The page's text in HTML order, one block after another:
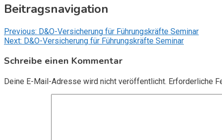
Beitragsnavigation
Previous: D&O-Versicherung für Führungskräfte Seminar
Next: D&O-Versicherung für Führungskräfte Seminar
Schreibe einen Kommentar
Deine E-Mail-Adresse wird nicht veröffentlicht. Erforderliche